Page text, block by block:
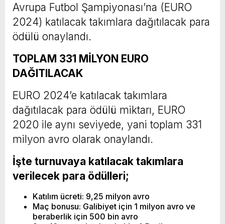
Avrupa Futbol Şampiyonası’na (EURO
2024) katılacak takımlara dağıtılacak para
ödülü onaylandı.
TOPLAM 331 MİLYON EURO
DAĞITILACAK
EURO 2024’e katılacak takımlara
dağıtılacak para ödülü miktarı, EURO
2020 ile aynı seviyede, yani toplam 331
milyon avro olarak onaylandı.
İşte turnuvaya katılacak takımlara
verilecek para ödülleri;
Katılım ücreti: 9,25 milyon avro
Maç bonusu: Galibiyet için 1 milyon avro ve
beraberlik için 500 bin avro